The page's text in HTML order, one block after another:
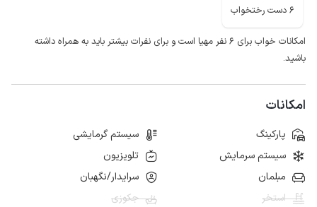
6 دست رختخواب
امکانات خواب برای ۶ نفر مهیا است و برای نفرات بیشتر باید به همراه داشته
باشید.
امکانات
پارکینگ
سیستم گرمایشی
سیستم سرمایش
تلویزیون
مبلمان
سرایدار/نگهبان
استخر
جکوزی